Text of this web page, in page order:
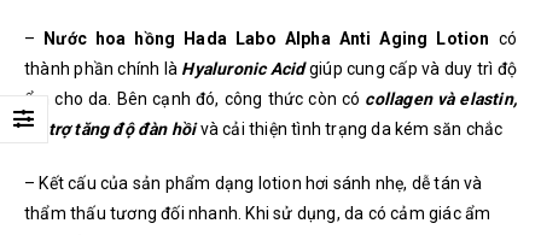
– Nước hoa hồng Hada Labo Alpha Anti Aging Lotion có
thành phần chính là Hyaluronic Acidgiúp cung cấp và duy trì độ
ẩm cho da. Bên cạnh đó, công thức còn có collagen và elastin,
hỗ trợ tăng độ đàn hồi và cải thiện tình trạng da kém săn chắc
– Kết cấu của sản phẩm dạng lotion hơi sánh nhẹ, dễ tán và
thẩm thấu tương đối nhanh. Khi sử dụng, da có cảm giác ẩm